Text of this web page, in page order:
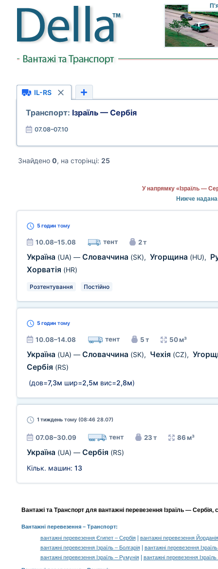
IL-RS
Транспорт: Ізраїль — Сербія
07.08–07.10
Знайдено 0, на сторінці: 25
У напрямку «Ізраїль —
Нижче надана
5 годин тому
10.08–15.08 тент 2 т
Україна (UA) — Словаччина (SK), Угорщина (HU),
Хорватія (HR)
Розтентування Постійно
5 годин тому
10.08–14.08 тент 5 т 50 м³
Україна (UA) — Словаччина (SK), Чехія (CZ),
Сербія (RS)
(дов=7,3м шир=2,5м вис=2,8м)
1 тиждень тому (08:46 28.07)
07.08–30.09 тент 23 т 86 м³
Україна (UA) — Сербія (RS)
Кільк. машин: 13
Вантажі та Транспорт для вантажні перевезення Ізраїль — Сербія,
Вантажні перевезення– Транспорт:
вантажні перевезення Єгипет – Сербія|
вантажні перевезення
вантажні перевезення Ізраїль – Болгарія|
вантажні перевезення
вантажні перевезення Ізраїль – Румунія| вантажні перевезення